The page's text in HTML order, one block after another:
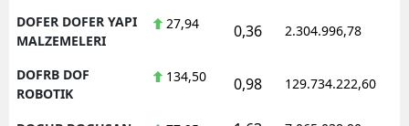
DOFER DOFER YAPI
MALZEMELERI
27,94 0,36 2.304.996,78
DOFRB DOF
ROBOTIK
134,50 0,98 129.734.222,60